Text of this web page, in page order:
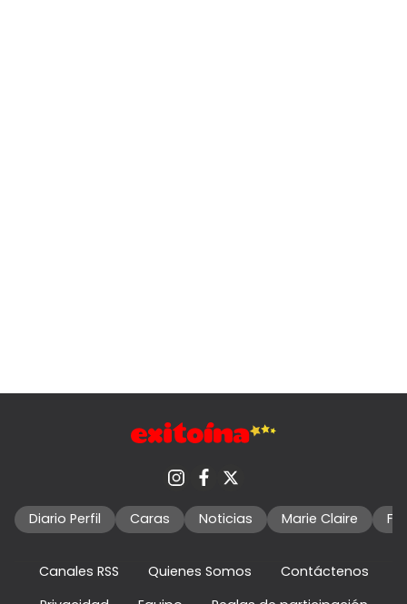
Diario Perfil Caras Noticias Marie Claire
Canales RSS Quienes Somos
Contáctenos